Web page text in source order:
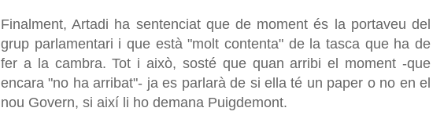
Finalment, Artadi ha sentenciat que de moment és la portaveu del
grup parlamentari i que està "molt contenta" de la tasca que ha de
fer a la cambra. Tot i això, sosté que quan arribi el moment -que
encara "no ha arribat"- ja es parlarà de si ella té un paper o no en el
nou Govern, si així li ho demana Puigdemont.